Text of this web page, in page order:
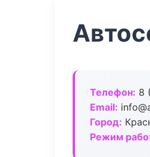
Телефон: 8
Email:
Город:
Режим